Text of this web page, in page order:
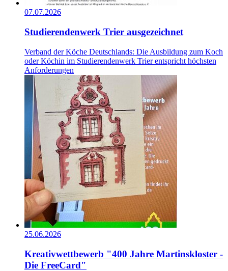
07.07.2026
Studierendenwerk Trier ausgezeichnet
Verband der Köche Deutschlands: Die Ausbildung zum Koch
oder Köchin im Studierendenwerk Trier entspricht höchsten
Anforderungen
25.06.2026
Kreativwettbewerb "400 Jahre Martinskloster -
Die FreeCard"